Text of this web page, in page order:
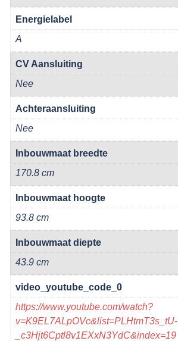
Energielabel
A
CV Aansluiting
Nee
Achteraansluiting
Nee
Inbouwmaat breedte
170.8 cm
Inbouwmaat hoogte
93.8 cm
Inbouwmaat diepte
43.9 cm
video_youtube_code_0
https://www.youtube.com/watch?
v=K9EL7ALpOVc&list=PLHtmT3s_tU-
_c3Hjt6Cptl8v1EXxN3YdC&index=19